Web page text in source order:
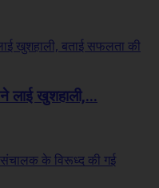
लाई खुशहाली,...